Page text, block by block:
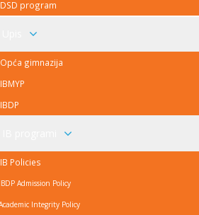
DSD program
Opća gimnazija
IBMYP
IBDP
IB Policies
IBDP Admission Policy
Integrity Policy